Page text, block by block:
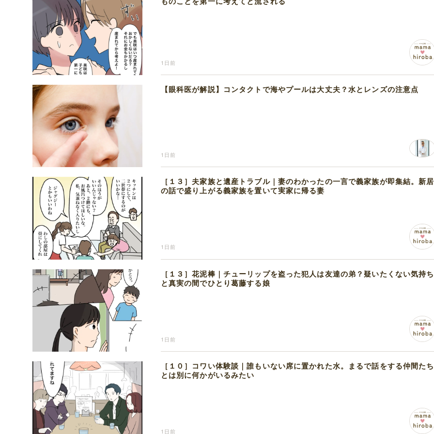
1日前
【眼科医が解説】コンタクトで海やプールは大丈夫？水とレンズの注意点
1日前
［１３］夫家族と遺産トラブル｜妻のわかったの一言で義家族が即集結。新居
の話で盛り上がる義家族を置いて実家に帰る妻
1日前
［１３］花泥棒｜チューリップを盗った犯人は友達の弟？疑いたくない気持ち
と真実の間でひとり葛藤する娘
1日前
［１０］コワい体験談｜誰もいない席に置かれた水。まるで話をする仲間たち
とは別に何かがいるみたい
1日前